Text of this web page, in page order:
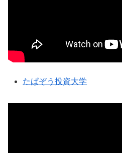
たぱぞう投資大学